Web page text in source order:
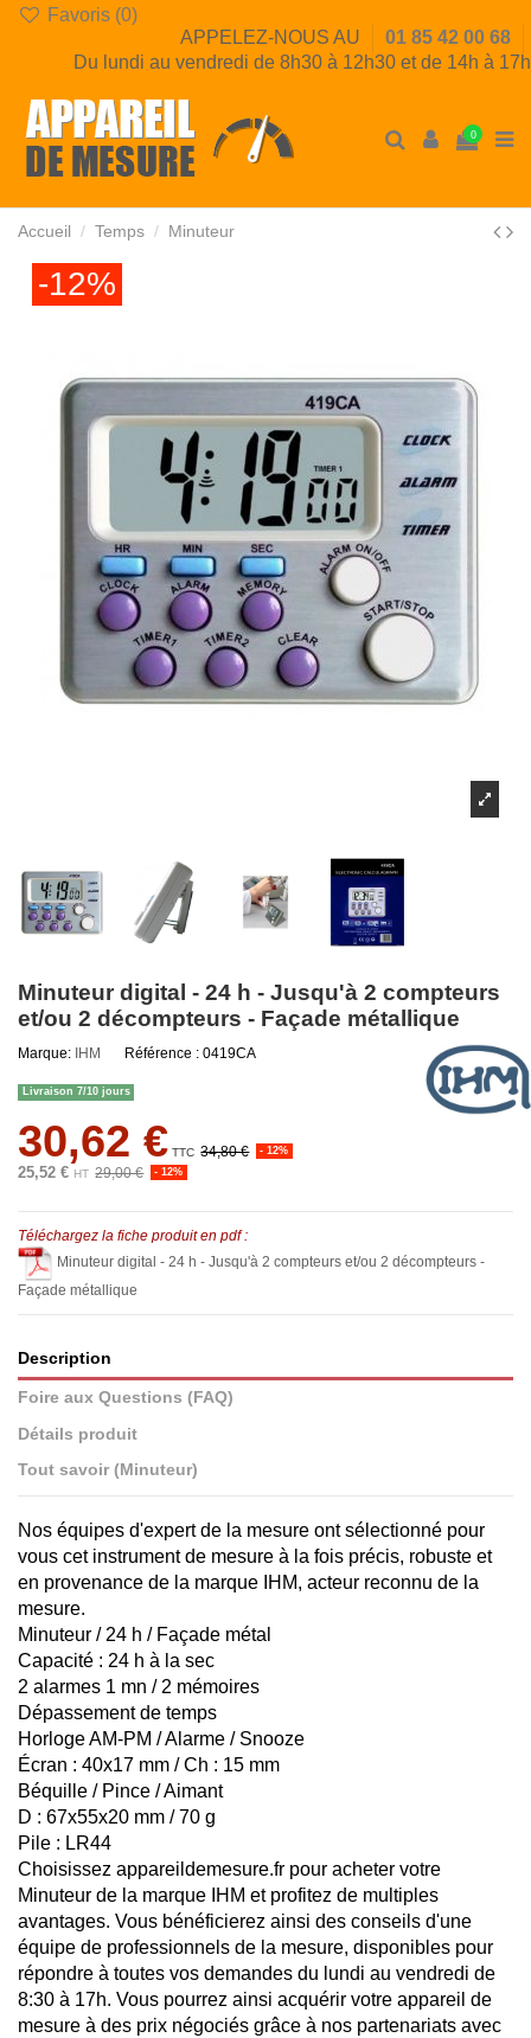
Favoris (0)
APPELEZ-NOUS AU
01 85 42 00 68
Du lundi au vendredi de 8h30 à 12h30 et de 14h à 17h
0
Accueil Temps Minuteur
-12%
Minuteur digital - 24 h - Jusqu'à 2 compteurs
et/ou 2 décompteurs - Façade métallique
Marque: IHM Référence : 0419CA
Livraison 7/10 jours
30,62 € TTC 34,80 € - 12%
25,52 € HT 29,00 € - 12%
Téléchargez la fiche produit en pdf :
Minuteur digital - 24 h - Jusqu'à 2 compteurs et/ou 2 décompteurs -
Façade métallique
Description
Foire aux Questions (FAQ)
Détails produit
Tout savoir (Minuteur)
Nos équipes d'expert de la mesure ont sélectionné pour
vous cet instrument de mesure à la fois précis, robuste et
en provenance de la marque IHM, acteur reconnu de la
mesure.
Minuteur / 24 h / Façade métal
Capacité : 24 h à la sec
2 alarmes 1 mn / 2 mémoires
Dépassement de temps
Horloge AM-PM / Alarme / Snooze
Écran : 40x17 mm / Ch : 15 mm
Béquille / Pince / Aimant
D : 67x55x20 mm / 70 g
Pile : LR44
Choisissez appareildemesure.fr pour acheter votre
Minuteur de la marque IHM et profitez de multiples
avantages. Vous bénéficierez ainsi des conseils d'une
équipe de professionnels de la mesure, disponibles pour
répondre à toutes vos demandes du lundi au vendredi de
8:30 à 17h. Vous pourrez ainsi acquérir votre appareil de
mesure à des prix négociés grâce à nos partenariats avec